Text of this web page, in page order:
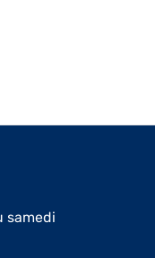
samedi